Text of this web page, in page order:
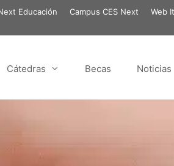
Educación Campus CES Next Web
Cátedras Becas Noticias